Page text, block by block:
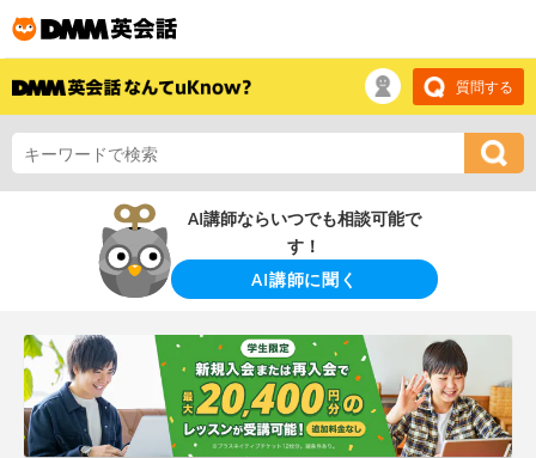
質問する
AI講師ならいつでも相談可能で
す！
AI講師に聞く